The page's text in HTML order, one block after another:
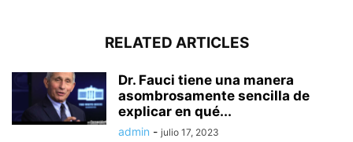
RELATED ARTICLES
Dr. Fauci tiene una manera
asombrosamente sencilla de
explicar en qué...
admin - julio 17, 2023